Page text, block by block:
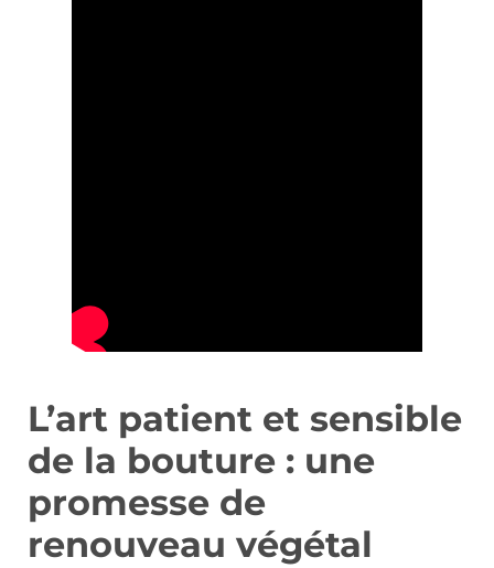
L’art patient et sensible
de la bouture : une
promesse de
renouveau végétal